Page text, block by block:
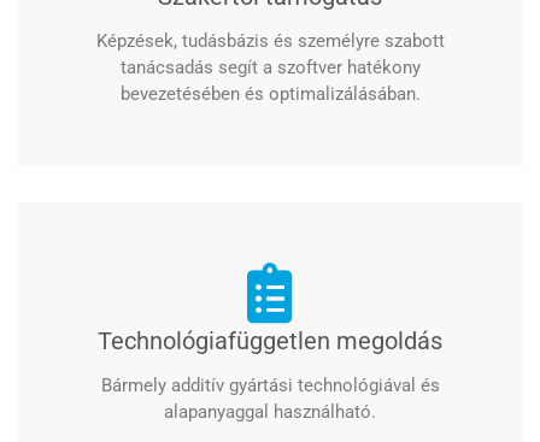
Képzések, tudásbázis és személyre szabott
tanácsadás segít a szoftver hatékony
bevezetésében és optimalizálásában.
Technológiafüggetlen megoldás
Bármely additív gyártási technológiával és
alapanyaggal használható.